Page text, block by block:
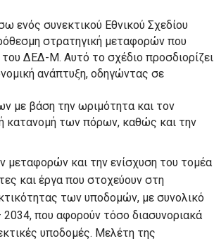
ενός συνεκτικού Εθνικού Σχεδίου
στρατηγική μεταφορών που
του ΔΕΔ-Μ. Αυτό το σχέδιο προσδιορίζει
ανάπτυξη, οδηγώντας σε
με βάση την ωριμότητα και τον
κατανομή των πόρων, καθώς και την
μεταφορών και την ενίσχυση του τομέα
και έργα που στοχεύουν στη
των υποδομών, με συνολικό
που αφορούν τόσο διασυνοριακά
υποδομές. Μελέτη της